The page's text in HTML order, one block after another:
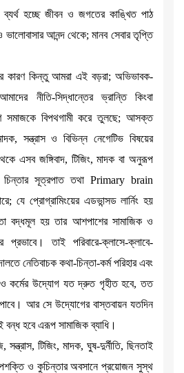
ব্যর্থ হচ্ছে জীবন ও জগতের কাঙ্খিত পাঠ
আনন্দ থেকে; মানব সেবার তৃপ্তি
কারণ কিন্তু আমরা এই বড়রা; অভিভাবক-
নীতি-সিদ্ধান্তের ভ্রান্তি কিংবা
সমাজকে বিপথগামী করে তুলছে; আসক্ত
সন্ত্রাস ও বিভিন্ন নেগেটিভ বিষয়ের
এসব জঙ্গিবাদ, টিজিং, মাদক বা অনুরূপ
চিন্তার সূত্রপাত তথা Primary brain
যে প্রোগ্রামিংয়ের এডভান্সড লার্নিং হয়
বদ্ধমূল হয় তার আশপাশের সামাজিক ও
প্রভাবে। তাই পরিবারে-ক্লাসে-ক্লাবে-
নেতিবাচক কথা-চিন্তা-কর্ম পরিহার এবং
ও কর্মের উদ্যোগ যত দ্রুত গৃহীত হবে, তত
আর সে উদ্যোগের বাস্তবায়ন যতদিন
বন্ধ হবে এরূপ সামাজিক ব্যাধি।
সন্ত্রাস, টিজিং, মাদক, ঘুষ-দুর্নীতি, ছিনতাই
ও কুচিন্তার অবসানে প্রয়োজন সুস্থ